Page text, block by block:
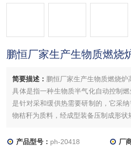
鹏恒厂家生产生物质燃烧
简要描述： 鹏恒厂家生产生物质燃烧炉
具体是指一种生物质半气化自动控制
是针对采和缓供热需要研制的，它采
物秸秆为质料，经成型装备压制成形状
产品型号： ph-20418 厂